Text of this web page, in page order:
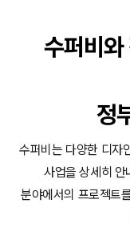
수퍼비
정
수퍼비는 다양한 디자
사업을 상세히 안
분야에서의 프로젝트